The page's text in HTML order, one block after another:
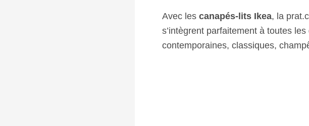
Avec les canapés-lits Ikea, la
s’intègrent parfaitement à toutes
contemporaines, classiques,